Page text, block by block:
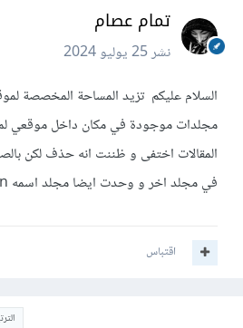
تمام عصام
نشر25 يوليو 2024
السلام عليكم تزيد المساحة المخصصة
مجلدات موجودة في مكان داخل موقعي
المقالات اختفى و ظننت انه حذف لكن
في مجلد اخر و وحدت ايضا مجلد اسمه CGI-bin
اقتباس